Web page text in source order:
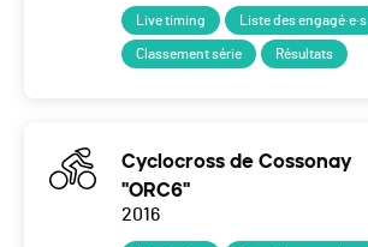
Live timing Liste des engagé·e·s
Classement série Résultats
Cyclocross de Cossonay
"ORC6"
2016